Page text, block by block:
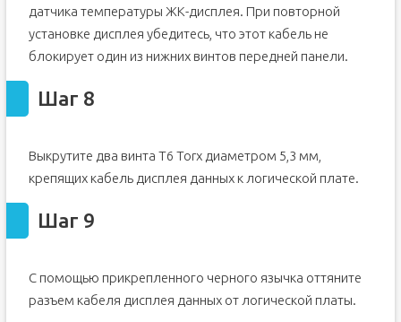
датчика температуры ЖК-дисплея. При повторной
установке дисплея убедитесь, что этот кабель не
блокирует один из нижних винтов передней панели.
Шаг 8
Выкрутите два винта T6 Torx диаметром 5,3 мм,
крепящих кабель дисплея данных к логической плате.
Шаг 9
С помощью прикрепленного черного язычка оттяните
разъем кабеля дисплея данных от логической платы.